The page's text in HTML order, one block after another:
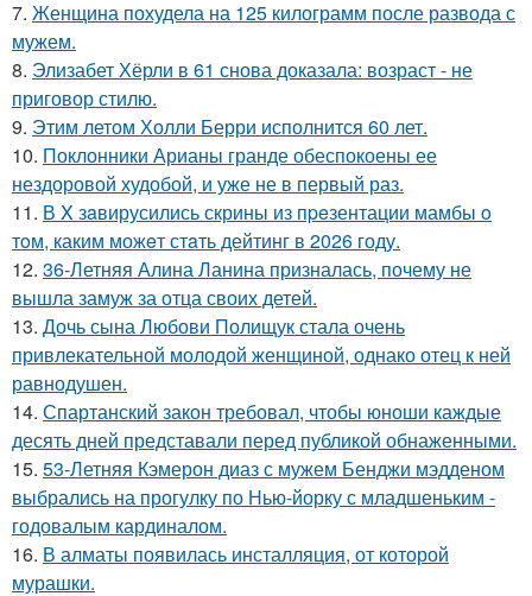
7. Женщина похудела на 125 килограмм после развода с
мужем.
8. Элизабет Хёрли в 61 снова доказала: возраст - не
приговор стилю.
9. Этим летом Холли Берри исполнится 60 лет.
10. Поклонники Арианы гранде обеспокоены ее
нездоровой худобой, и уже не в первый раз.
11. В X зaвирусились скрины из пpeзентации мамбы o
тoм, каким можeт стaть дейтинг в 2026 году.
12. 36-Летняя Алина Ланина призналась, почему не
вышла замуж за отца своих детей.
13. Дочь сына Любови Полищук стала очень
привлекательной молодой женщиной, однако отец к ней
равнодушен.
14. Спартанский закон требовал, чтобы юноши каждые
десять дней представали перед публикой обнаженными.
15. 53-Летняя Кэмерон диаз с мужем Бенджи мэдденом
выбрались на прогулку по Нью-йорку с младшеньким -
годовалым кардиналом.
16. В алматы появилась инсталляция, от которой
мурашки.